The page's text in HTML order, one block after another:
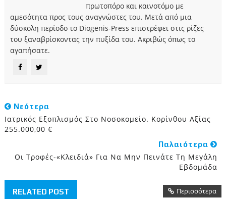
πρωτοπόρο και καινοτόμο με
αμεσότητα προς τους αναγνώστες του. Μετά από μια
δύσκολη περίοδο το Diogenis-Press επιστρέφει στις ρίζες
του ξαναβρίσκοντας την πυξίδα του. Ακριβώς όπως το
αγαπήσατε.
Νεότερα
Iατρικός Εξοπλισμός Στο Νοσοκομείο. Κορίνθου Αξίας
255.000,00 €
Παλαιότερα
Οι Τροφές-«κλειδιά» Για Να Μην Πεινάτε Τη Μεγάλη
Εβδομάδα
RELATED POST Περισσότερα